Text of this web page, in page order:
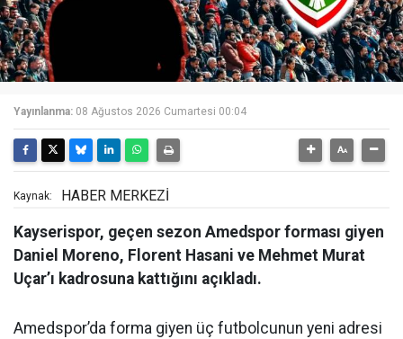
Yayınlanma: 08 Ağustos 2026 Cumartesi 00:04
Kaynak: HABER MERKEZİ
Kayserispor, geçen sezon Amedspor forması giyen
Daniel Moreno, Florent Hasani ve Mehmet Murat
Uçar’ı kadrosuna kattığını açıkladı.
Amedspor’da forma giyen üç futbolcunun yeni adresi